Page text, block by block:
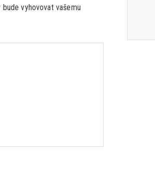
bude vyhovovat vašemu